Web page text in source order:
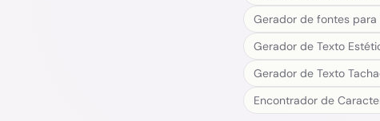
Gerador de fontes para
Gerador de Texto
Gerador de Texto
Encontrador de